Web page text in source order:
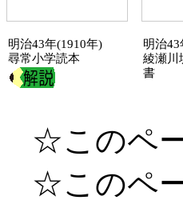
明治43年(1910年)
尋常小学読本
明治43
綾瀬川
書
☆このペ
☆このペ